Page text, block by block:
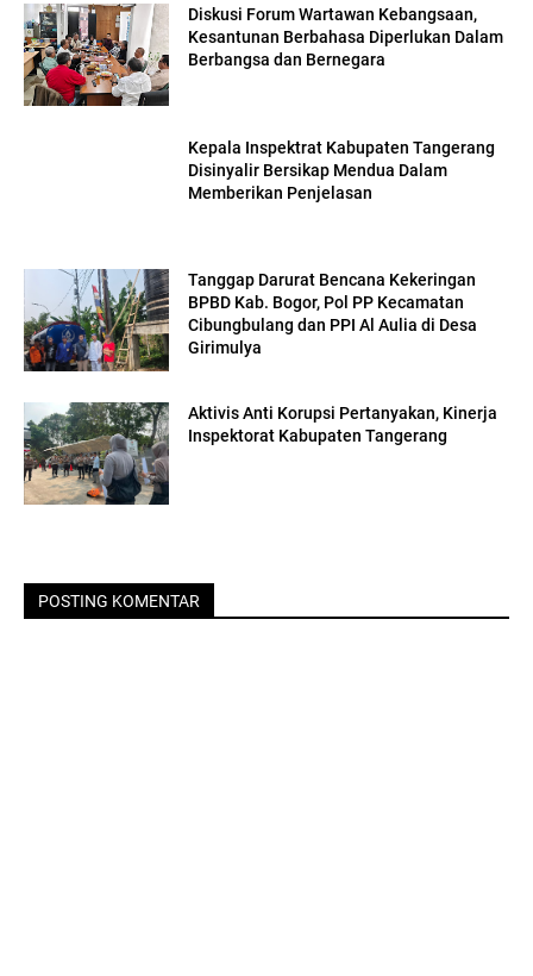
Diskusi Forum Wartawan Kebangsaan,
Kesantunan Berbahasa Diperlukan Dalam
Berbangsa dan Bernegara
Kepala Inspektrat Kabupaten Tangerang
Disinyalir Bersikap Mendua Dalam
Memberikan Penjelasan
Tanggap Darurat Bencana Kekeringan
BPBD Kab. Bogor, Pol PP Kecamatan
Cibungbulang dan PPI Al Aulia di Desa
Girimulya
Aktivis Anti Korupsi Pertanyakan, Kinerja
Inspektorat Kabupaten Tangerang
POSTING KOMENTAR